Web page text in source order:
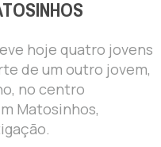
hoje quatro jovens
de um outro jovem,
no centro
Matosinhos,